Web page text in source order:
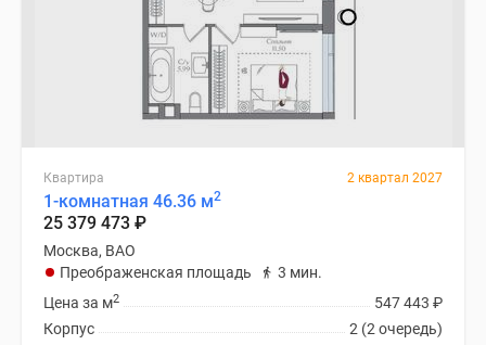
Квартира 2 квартал 2027
1-комнатная 46.36 м2
25 379 473 ₽
Москва, ВАО
Преображенская площадь
3 мин.
547 443 ₽
Цена за м2
2 (2 очередь)
Корпус